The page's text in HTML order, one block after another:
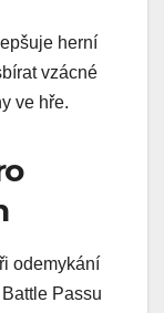
herní
vzácné
ve hře.
odemykání
Passu